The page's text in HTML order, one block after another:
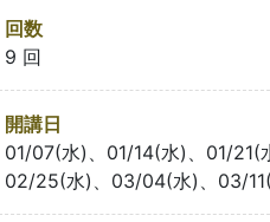
回数
9 回
開講日
01/07(水)、01/14(水)、01/21(
02/25(水)、03/04(水)、03/